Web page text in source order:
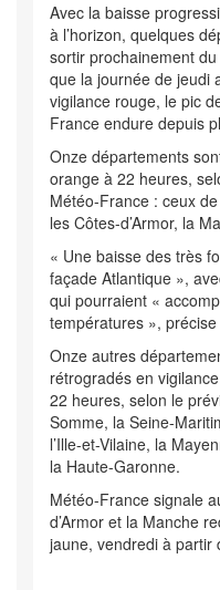
Avec la baisse
à l’horizon, quelques
sortir prochainement
que la journée de jeudi
vigilance rouge, le pic
France endure depuis
Onze départements
orange à 22 heures,
Météo-France : ceux
les Côtes-d’Armor, la
« Une baisse des très
façade Atlantique »,
qui pourraient «
températures »,
Onze autres
rétrogradés en
22 heures, selon le
Somme, la Seine-
l’Ille-et-Vilaine, la
la Haute-Garonne.
Météo-France signale
d’Armor et la Manche
jaune, vendredi à partir